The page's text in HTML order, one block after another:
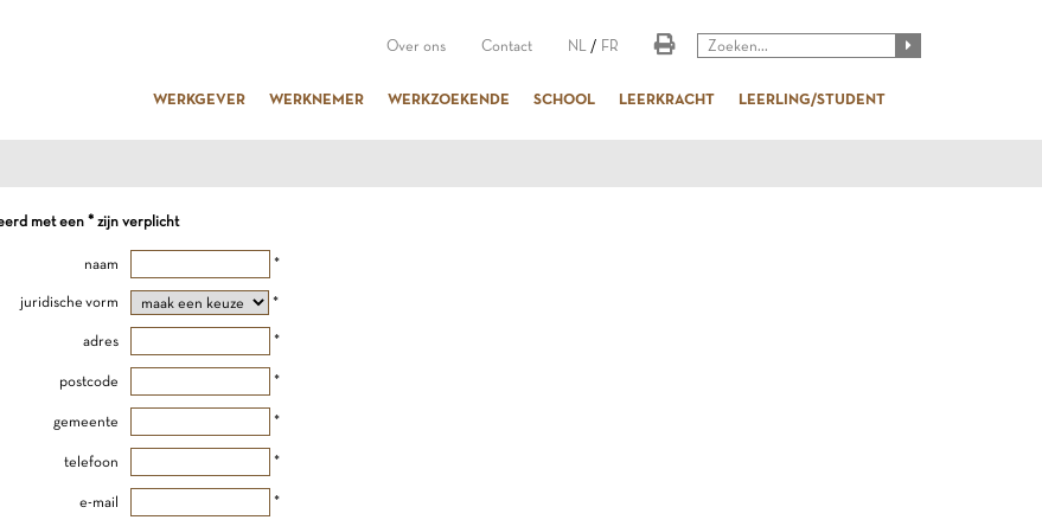
Over ons Contact NL / FR
WERKGEVER WERKNEMER WERKZOEKENDE SCHOOL LEERKRACHT LEERLING/STUDENT
met een * zijn verplicht
naam *
juridische vorm *
adres *
postcode *
gemeente *
telefoon *
e-mail *